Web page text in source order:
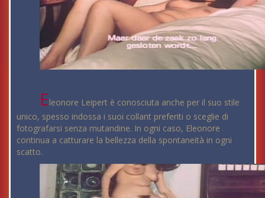
Eleonore Leipert è conosciuta anche per il suo stile
unico, spesso indossa i suoi collant preferiti o sceglie di
fotografarsi senza mutandine. In ogni caso, Eleonore
continua a catturare la bellezza della spontaneità in ogni
scatto.